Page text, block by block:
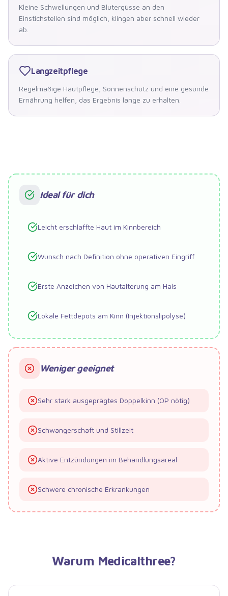
Kleine Schwellungen und Blutergüsse an den
Einstichstellen sind möglich, klingen aber schnell wieder
ab.
Langzeitpflege
Regelmäßige Hautpflege, Sonnenschutz und eine gesunde
Ernährung helfen, das Ergebnis lange zu erhalten.
Ideal für dich
Leicht erschlaffte Haut im Kinnbereich
Wunsch nach Definition ohne operativen Eingriff
Erste Anzeichen von Hautalterung am Hals
Lokale Fettdepots am Kinn (Injektionslipolyse)
Weniger geeignet
Sehr stark ausgeprägtes Doppelkinn (OP nötig)
Schwangerschaft und Stillzeit
Aktive Entzündungen im Behandlungsareal
Schwere chronische Erkrankungen
Warum Medicalthree?